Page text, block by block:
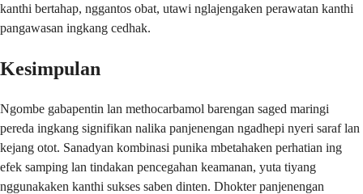
kanthi bertahap, nggantos obat, utawi nglajengaken perawatan kanthi
pangawasan ingkang cedhak.
Kesimpulan
Ngombe gabapentin lan methocarbamol barengan saged maringi
pereda ingkang signifikan nalika panjenengan ngadhepi nyeri saraf lan
kejang otot. Sanadyan kombinasi punika mbetahaken perhatian ing
efek samping lan tindakan pencegahan keamanan, yuta tiyang
nggunakaken kanthi sukses saben dinten. Dhokter panjenengan